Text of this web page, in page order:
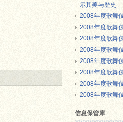
示其美与歴史
2008年度歌舞
2008年度歌舞
2008年度歌舞
2008年度歌舞
2008年度歌舞
2008年度歌舞
2008年度歌舞
2008年度歌舞
信息保管庫